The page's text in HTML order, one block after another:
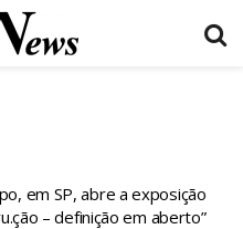
em SP, abre a exposição
– definição em aberto”